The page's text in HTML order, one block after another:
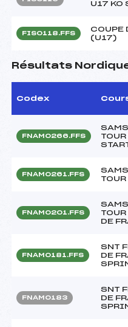
U17 KO
FIS0118.FFS
COUPE
(U17)
Résultats
Codex
FNAM0266.FFS
FNAM0261.FFS
FNAM0201.FFS
DE
FNAM0181.FFS
SNT
DE
FNAM0183
SNT
DE